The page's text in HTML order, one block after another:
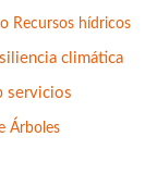
Recursos hídricos
climática
servicios
Árboles